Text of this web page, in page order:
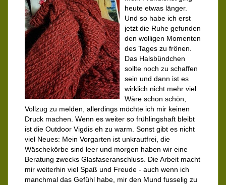
heute etwas länger.
Und so habe ich erst
jetzt die Ruhe gefunden
den wolligen Momenten
des Tages zu frönen.
Das Halsbündchen
sollte noch zu schaffen
sein und dann ist es
wirklich nicht mehr viel.
Wäre schon schön,
Vollzug zu melden, allerdings möchte ich mir keinen
Druck machen. Wenn es weiter so frühlingshaft bleibt
ist die Outdoor Vigdis eh zu warm. Sonst gibt es nicht
viel Neues: Mein Vorgarten ist unkrautfrei, die
Wäschekörbe sind leer und morgen haben wir eine
Beratung zwecks Glasfaseranschluss. Die Arbeit macht
mir weiterhin viel Spaß und Freude - auch wenn ich
manchmal das Gefühl habe, mir den Mund fusselig zu